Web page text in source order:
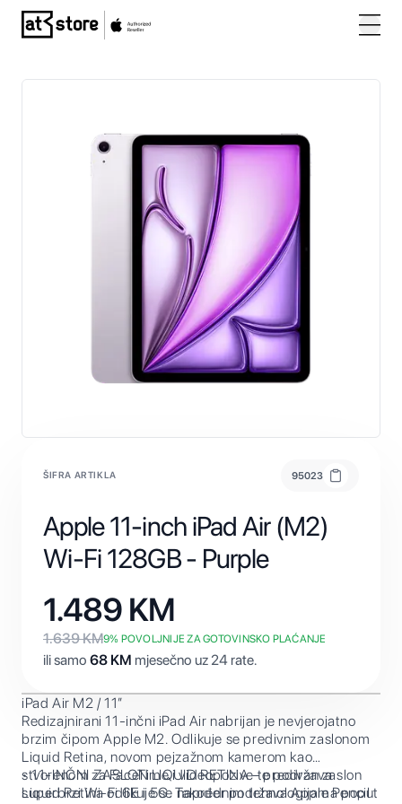
Posjetite početnu stranicu AT Store
ŠIFRA ARTIKLA 95023
Apple 11-inch iPad Air (M2)
Wi-Fi 128GB - Purple
1.489 KM
1.639KM9% POVOLJNIJE ZA GOTOVINSKO PLAĆANJE
ili samo 68 KM mjesečno uz 24 rate.
iPad Air M2 / 11”
Redizajnirani 11-inčni iPad Air nabrijan je nevjerojatno
brzim čipom Apple M2. Odlikuje se predivnim zaslonom
Liquid Retina, novom pejzažnom kamerom kao
stvorenom za FaceTime i videopozive te podržava
superbrzi Wi-Fi 6E i 5G. Također podržava Apple Pencil
• 11-INČNI ZASLON LIQUID RETINA – predivan zaslon
Liquid Retina odlikuje se naprednim tehnologijama poput